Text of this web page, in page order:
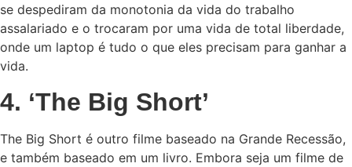
se despediram da monotonia da vida do trabalho
assalariado e o trocaram por uma vida de total liberdade,
onde um laptop é tudo o que eles precisam para ganhar a
vida.
4. ‘The Big Short’
The Big Short é outro filme baseado na Grande Recessão,
e também baseado em um livro. Embora seja um filme de